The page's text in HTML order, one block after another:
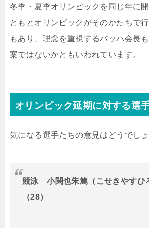
冬季・夏季オリンピックを同じ年に
ともとオリンピックがそのかたちで
もあり、理念を重視するバッハ会長
案ではないかともいわれています。
オリンピック延期に対する選
気になる選手たちの意見はどうでしょ
競泳 小関也朱篤（こせきやすひ
（28）